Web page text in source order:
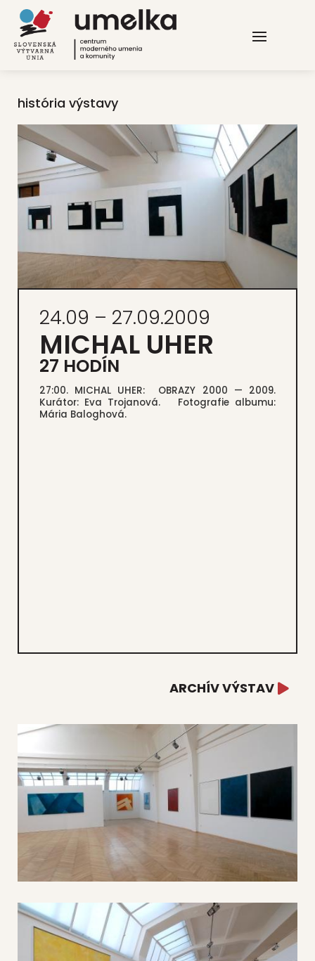
história výstavy
24.09 – 27.09.2009
MICHAL UHER
27 HODÍN
27:00. MICHAL UHER: OBRAZY 2000 — 2009.
Kurá­tor: Eva Tro­j­a­no­vá. Foto­gra­fie albu­mu:
Mária Balog­ho­vá.
ARCHÍV VÝSTAV